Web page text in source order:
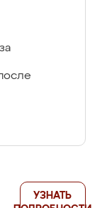
УЗНАТЬ